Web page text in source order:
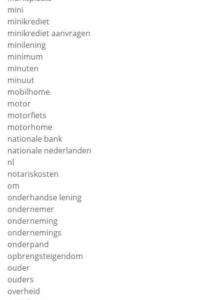
mini
minikrediet
minikrediet aanvragen
minilening
minimum
minuten
minuut
mobilhome
motor
motorfiets
motorhome
nationale bank
nationale nederlanden
nl
notariskosten
om
onderhandse lening
ondernemer
onderneming
ondernemings
onderpand
opbrengsteigendom
ouder
ouders
overheid